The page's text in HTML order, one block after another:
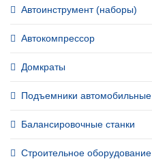
Автоинструмент (наборы)
Автокомпрессор
Домкраты
Подъемники автомобильные
Балансировочные станки
Строительное оборудование